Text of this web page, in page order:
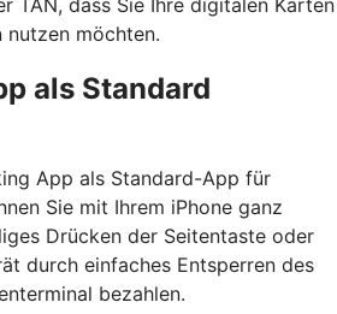
nutzen möchten.
als Standard
App als Standard-App für
Sie mit Ihrem iPhone ganz
Drücken der Seitentaste oder
durch einfaches Entsperren des
bezahlen.